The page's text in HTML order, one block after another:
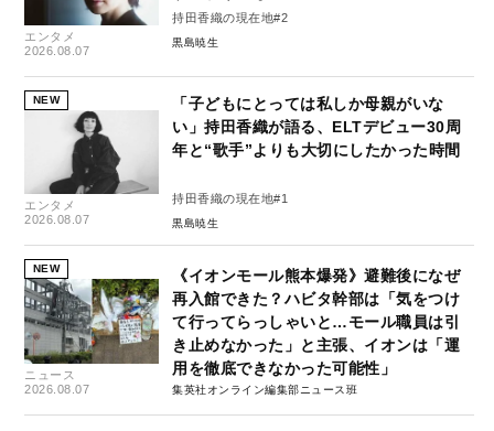
エンタメ
2026.08.07
持田香織の現在地#2
黒島暁生
NEW
エンタメ
2026.08.07
「子どもにとっては私しか母親がいな
い」持田香織が語る、ELTデビュー30周
年と“歌手”よりも大切にしたかった時間
持田香織の現在地#1
黒島暁生
NEW
ニュース
2026.08.07
《イオンモール熊本爆発》避難後になぜ
再入館できた？ハビタ幹部は「気をつけ
て行ってらっしゃいと…モール職員は引
き止めなかった」と主張、イオンは「運
用を徹底できなかった可能性」
集英社オンライン編集部ニュース班